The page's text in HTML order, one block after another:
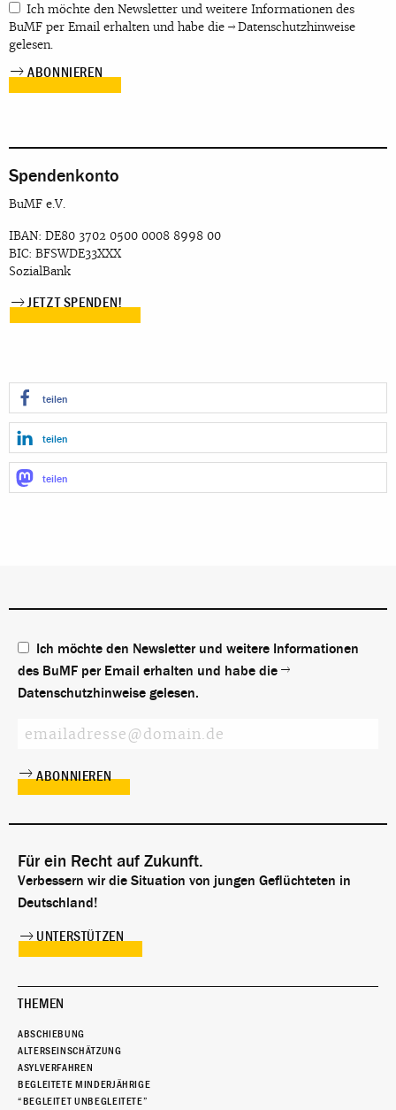
Ich möchte den Newsletter und weitere Informationen des
BuMF per Email erhalten und habe die
Datenschutzhinweise
gelesen.
Spendenkonto
BuMF e.V.
IBAN: DE80 3702 0500 0008 8998 00
BIC: BFSWDE33XXX
SozialBank
JETZT SPENDEN!
teilen
teilen
teilen
Ich möchte den Newsletter und weitere Informationen
des BuMF per Email erhalten und habe die
Datenschutzhinweise gelesen.
Für ein Recht auf Zukunft.
Verbessern wir die Situation von jungen Geflüchteten in
Deutschland!
UNTERSTÜTZEN
THEMEN
ABSCHIEBUNG
ALTERSEINSCHÄTZUNG
ASYLVERFAHREN
BEGLEITETE MINDERJÄHRIGE
“BEGLEITET UNBEGLEITETE”